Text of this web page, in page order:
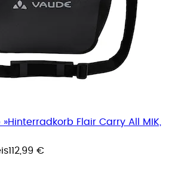
Flair Carry All MIK,
112,99 €